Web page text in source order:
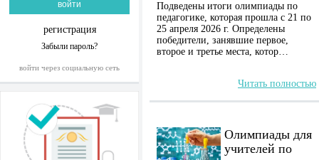
регистрация
Забыли пароль?
войти через социальную сеть
Подведены итоги олимпиады по
педагогике, которая прошла с 21 по
25 апреля 2026 г. Определены
победители, занявшие первое,
второе и третье места, котор…
Читать полностью
Олимпиады для
учителей по